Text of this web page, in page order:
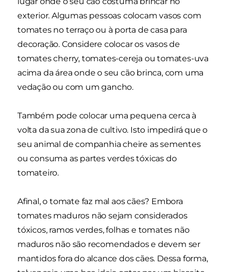
exterior. Algumas pessoas colocam vasos com
tomates no terraço ou à porta de casa para
decoração. Considere colocar os vasos de
tomates cherry, tomates-cereja ou tomates-uva
acima da área onde o seu cão brinca, com uma
vedação ou com um gancho.
Também pode colocar uma pequena cerca à
volta da sua zona de cultivo. Isto impedirá que o
seu animal de companhia cheire as sementes
ou consuma as partes verdes tóxicas do
tomateiro.
Afinal, o tomate faz mal aos cães? Embora
tomates maduros não sejam considerados
tóxicos, ramos verdes, folhas e tomates não
maduros não são recomendados e devem ser
mantidos fora do alcance dos cães. Dessa forma,